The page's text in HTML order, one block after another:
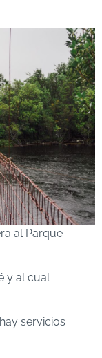
al Parque
y al cual
servicios